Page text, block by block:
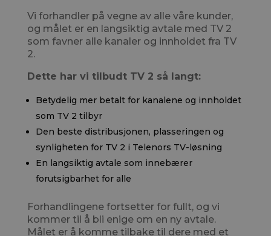
Vi forhandler på vegne av alle våre kunder,
og målet er en langsiktig avtale med TV 2
som favner alle kanaler og innholdet fra TV
2.
Dette har vi tilbudt TV 2 så langt:
Betydelig mer betalt for kanalene og innholdet
som TV 2 tilbyr
Den beste distribusjonen, plasseringen og
synligheten for TV 2 i Telenors TV-løsning
En langsiktig avtale som innebærer
forutsigbarhet for alle
Forhandlingene fortsetter for fullt, og vi
kommer til å bli enige om en ny avtale.
Målet er å komme tilbake til dere med et